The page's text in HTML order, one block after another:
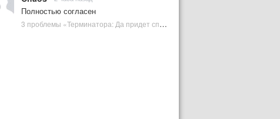
Полностью согласен
3 проблемы «Терминатора: Да придет спаситель», которые испортили фильм | Plugged In Ru